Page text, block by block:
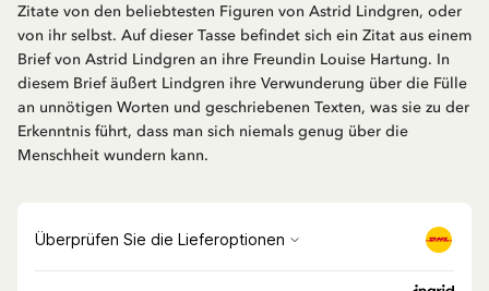
Zitate von den beliebtesten Figuren von Astrid Lindgren, oder
von ihr selbst. Auf dieser Tasse befindet sich ein Zitat aus einem
Brief von Astrid Lindgren an ihre Freundin Louise Hartung. In
diesem Brief äußert Lindgren ihre Verwunderung über die Fülle
an unnötigen Worten und geschriebenen Texten, was sie zu der
Erkenntnis führt, dass man sich niemals genug über die
Menschheit wundern kann.